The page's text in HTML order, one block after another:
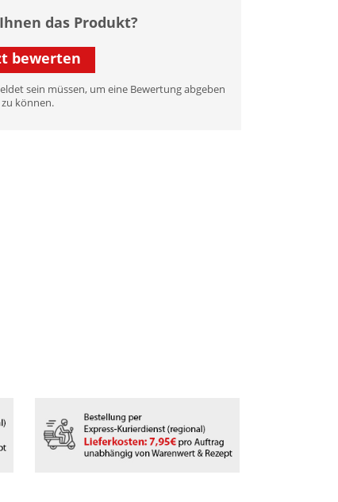
das Produkt?
bewerten
sein müssen, um eine Bewertung abgeben
zu können.